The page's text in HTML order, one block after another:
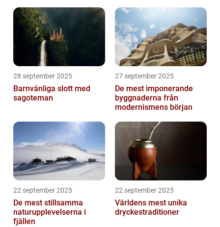
28 september 2025
Barnvänliga slott med
sagoteman
27 september 2025
De mest imponerande
byggnaderna från
modernismens början
22 september 2025
De mest stillsamma
naturupplevelserna i
fjällen
22 september 2025
Världens mest unika
dryckestraditioner